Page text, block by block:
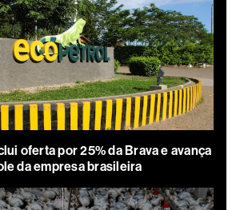
oferta por 25% da Brava e avança
da empresa brasileira